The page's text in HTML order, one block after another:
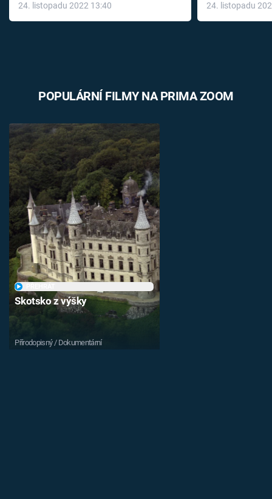
24. listopadu 2022 13:40
léky
24. listopadu
POPULÁRNÍ FILMY NA PRIMA ZOOM
Skotsko z výšky
Přírodopisný / Dokumentární